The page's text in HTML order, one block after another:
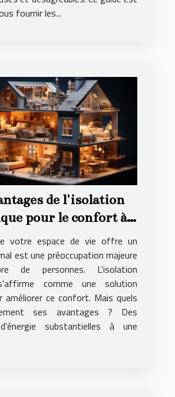
fournir les...
de l'isolation
pour le confort à
votre espace de vie offre un
est une préoccupation majeure
de personnes. L'isolation
comme une solution
améliorer ce confort. Mais quels
ses avantages ? Des
substantielles à une